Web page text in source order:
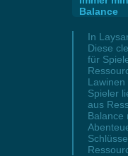
Balance
In
Diese
für
Spieler
aus
Balance